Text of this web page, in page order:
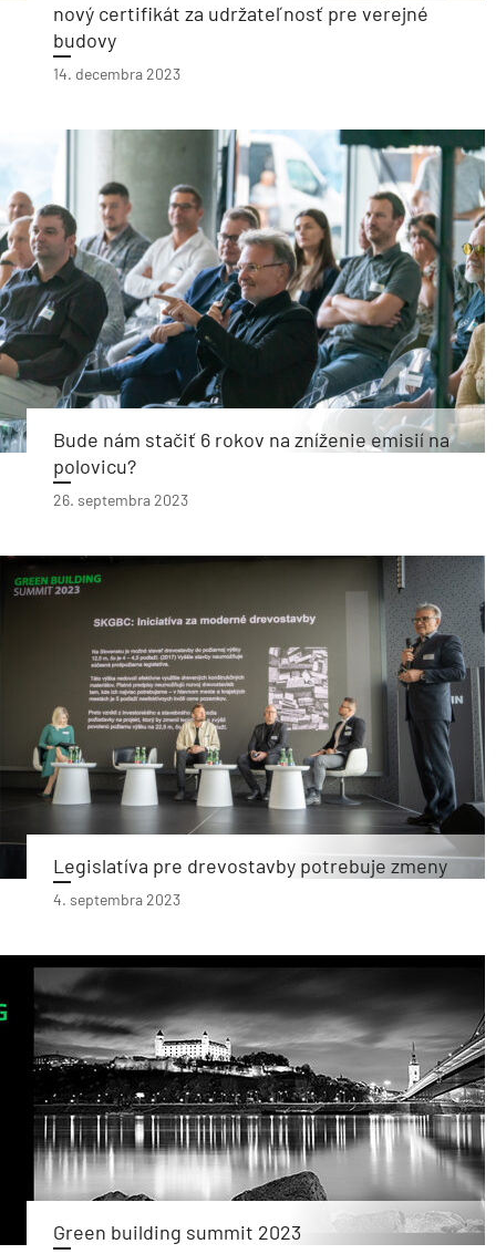
nový certifikát za udržateľnosť pre verejné
budovy
14. decembra 2023
Bude nám stačiť 6 rokov na zníženie emisií na
polovicu?
26. septembra 2023
Legislatíva pre drevostavby potrebuje zmeny
4. septembra 2023
Green building summit 2023